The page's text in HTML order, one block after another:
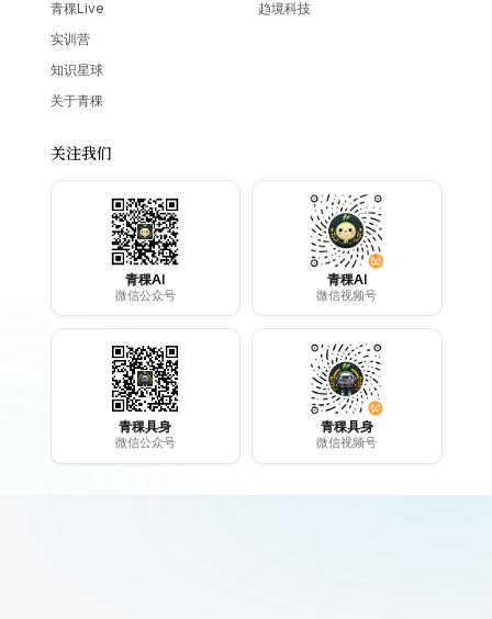
青稞Live
实训营
知识星球
关于青稞
趋境科技
关注我们
青稞AI
微信公众号
青稞AI
微信视频号
青稞具身
微信公众号
青稞具身
微信视频号